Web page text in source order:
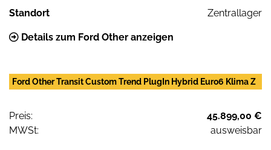
Standort Zentrallager
Details zum Ford Other anzeigen
Ford Other Transit Custom Trend PlugIn Hybrid Euro6 Klima Z
Preis:
45.899,00 €
MWSt:
ausweisbar